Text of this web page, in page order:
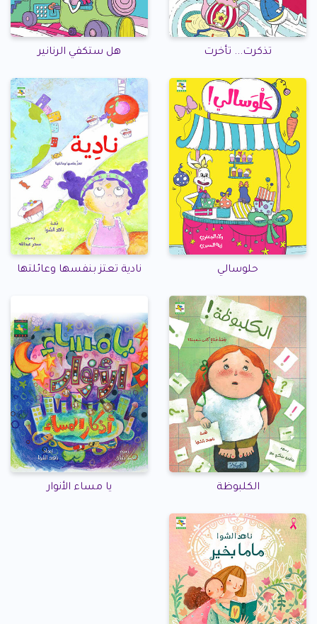
تذكرت... تأخرت هل ستكفي الرنانير
حلوسالي نادية تعتز بنفسها وعائلتها
الكلبوظة يا مساء الأنوار